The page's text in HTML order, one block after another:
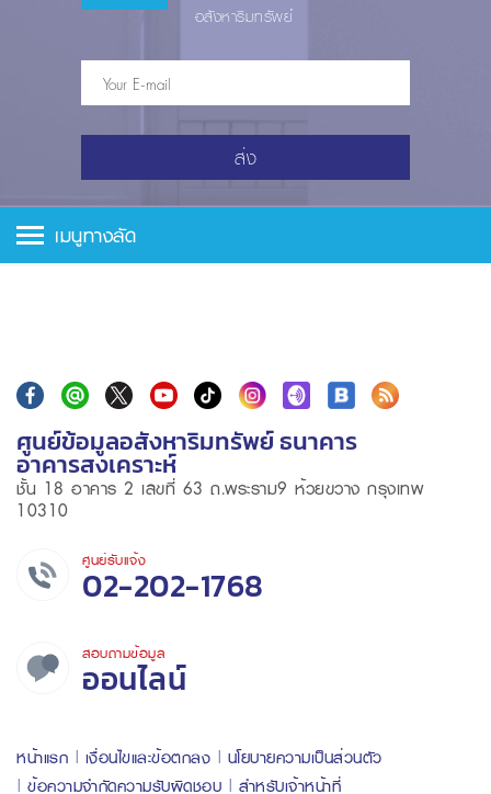
อสังหาริมทรัพย์
ส่ง
เมนูทางลัด
ศูนย์ข้อมูลอสังหาริมทรัพย์ ธนาคาร
อาคารสงเคราะห์
ชั้น 18 อาคาร 2 เลขที่ 63 ถ.พระราม9 ห้วยขวาง กรุงเทพ
10310
ศูนย์รับแจ้ง
02-202-1768
สอบถามข้อมูล
ออนไลน์
หน้าแรก เงื่อนไขและข้อตกลง
นโยบายความเป็นส่วนตัว
ข้อความจำกัดความรับผิดชอบ
สำหรับเจ้าหน้าที่